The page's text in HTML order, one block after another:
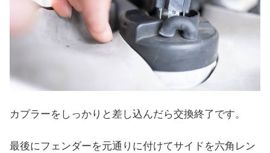
カプラーをしっかりと差し込んだら交換終了です。
最後にフェンダーを元通りに付けてサイドを六角レン